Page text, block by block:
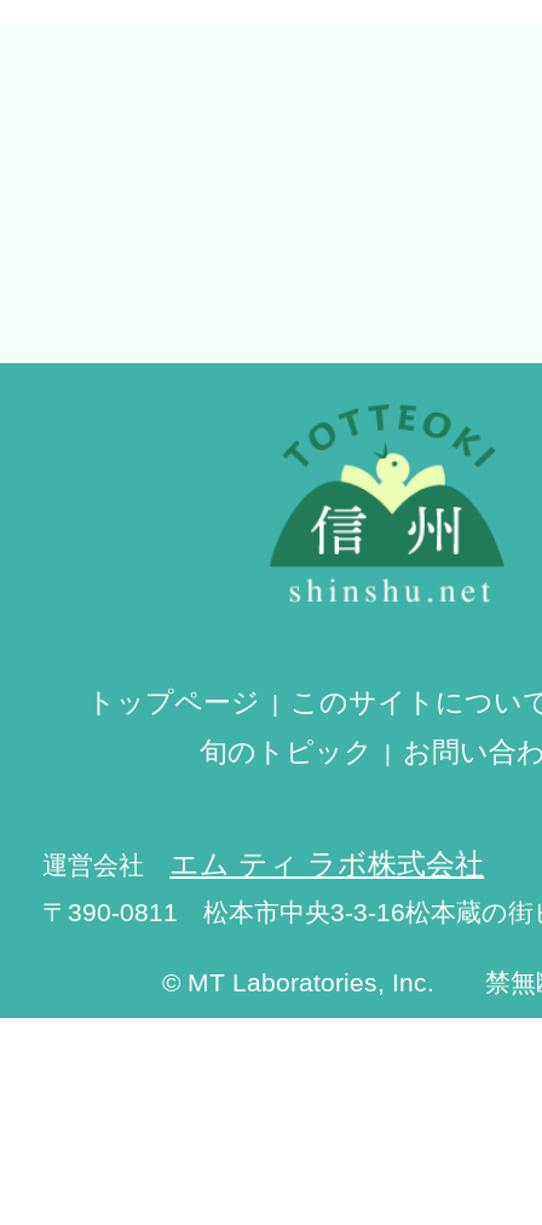
トップページ
このサイトについ
旬のトピック
お問い合
運営会社 エム ティ ラボ株式会社
〒390-0811 松本市中央3-3-16松本蔵の街
© MT Laboratories, Inc. 禁無